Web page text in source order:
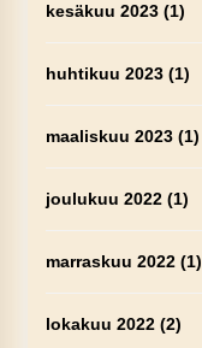
kesäkuu 2023(1)
huhtikuu 2023(1)
maaliskuu 2023(1)
joulukuu 2022(1)
marraskuu 2022(1)
lokakuu 2022(2)